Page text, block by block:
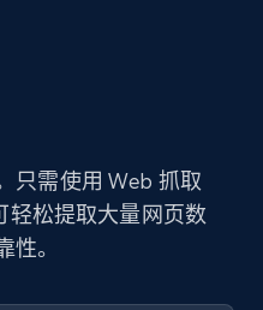
只需使用 Web 抓取
轻松提取大量网页数
性。